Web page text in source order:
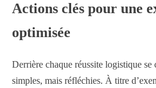
Actions clés pour une
optimisée
Derrière chaque réussite logistique se
simples, mais réfléchies. À titre